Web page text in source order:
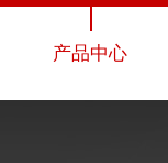
产品中心